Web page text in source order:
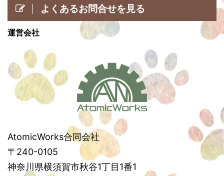
よくあるお問合せを見る
運営会社
AtomicWorks合同会社
〒240-0105
神奈川県横須賀市秋谷1丁目1番1